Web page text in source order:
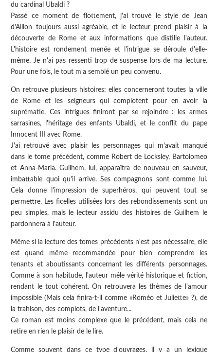
du cardinal Ubaldi ?
Passé ce moment de flottement, j'ai trouvé le style de Jean
d'Aillon toujours aussi agréable, et le lecteur prend plaisir à la
découverte de Rome et aux informations que distille l'auteur.
L'histoire est rondement menée et l'intrigue se déroule d'elle-
même. Je n'ai pas ressenti trop de suspense lors de ma lecture.
Pour une fois, le tout m'a semblé un peu convenu.
On retrouve plusieurs histoires: elles concerneront toutes la ville
de Rome et les seigneurs qui complotent pour en avoir la
suprématie. Ces intrigues finiront par se rejoindre : les armes
sarrasines, l'héritage des enfants Ubaldi, et le conflit du pape
Innocent III avec Rome.
J'ai retrouvé avec plaisir les personnages qui m'avait manqué
dans le tome précédent, comme Robert de Locksley, Bartolomeo
et Anna-Maria. Guilhem, lui, apparaîtra de nouveau en sauveur,
imbattable quoi qu'il arrive. Ses compagnons sont comme lui.
Cela donne l'impression de superhéros, qui peuvent tout se
permettre. Les ficelles utilisées lors des rebondissements sont un
peu simples, mais le lecteur assidu des histoires de Guilhem le
pardonnera à l'auteur.
Même si la lecture des tomes précédents n'est pas nécessaire, elle
est quand même recommandée pour bien comprendre les
tenants et aboutissants concernant les différents personnages.
Comme à son habitude, l'auteur mêle vérité historique et fiction,
rendant le tout cohérent. On retrouvera les thèmes de l'amour
impossible (Mais cela finira-t-il comme «Roméo et Juliette» ?), de
la trahison, des complots, de l'aventure...
Ce roman est moins complexe que le précédent, mais cela ne
retire en rien le plaisir de le lire.
Comme souvent dans ce type d'ouvrages, il y a un lexique